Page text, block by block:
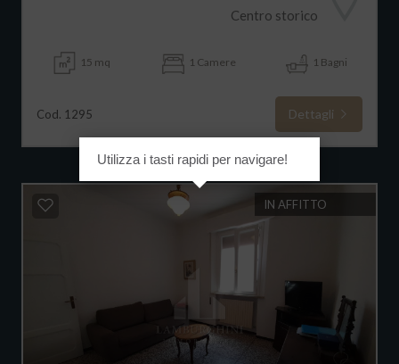
Centro storico
15 mq 1 Camere 1 Bagni
Cod. 1295 Dettagli
IN AFFITTO
Utilizza i tasti rapidi per navigare!